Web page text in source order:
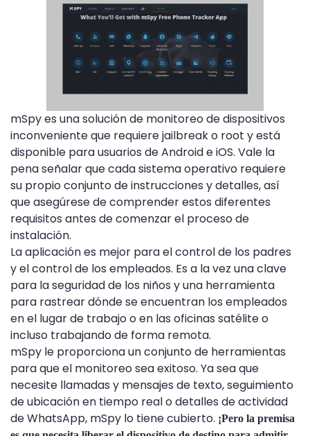
mSpy es una solución de monitoreo de dispositivos
inconveniente que requiere jailbreak o root y está
disponible para usuarios de Android e iOS. Vale la
pena señalar que cada sistema operativo requiere
su propio conjunto de instrucciones y detalles, así
que asegúrese de comprender estos diferentes
requisitos antes de comenzar el proceso de
instalación.
La aplicación es mejor para el control de los padres
y el control de los empleados. Es a la vez una clave
para la seguridad de los niños y una herramienta
para rastrear dónde se encuentran los empleados
en el lugar de trabajo o en las oficinas satélite o
incluso trabajando de forma remota.
mSpy le proporciona un conjunto de herramientas
para que el monitoreo sea exitoso. Ya sea que
necesite llamadas y mensajes de texto, seguimiento
de ubicación en tiempo real o detalles de actividad
de WhatsApp, mSpy lo tiene cubierto. ¡Pero la premisa